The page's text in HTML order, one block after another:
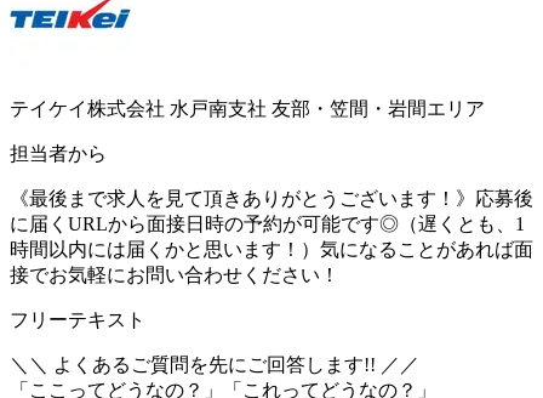
テイケイ株式会社 水戸南支社 友部・笠間・岩間エリア
担当者から
《最後まで求人を見て頂きありがとうございます！》応募後
に届くURLから面接日時の予約が可能です◎（遅くとも、1
時間以内には届くかと思います！）気になることがあれば面
接でお気軽にお問い合わせください！
フリーテキスト
＼＼ よくあるご質問を先にご回答します!! ／／
「ここってどうなの？」「これってどうなの？」